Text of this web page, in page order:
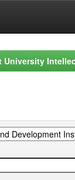
University